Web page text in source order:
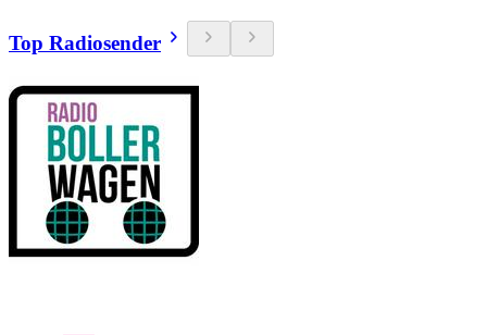
Top Radiosender